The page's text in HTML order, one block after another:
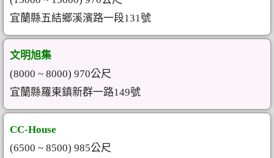
宜蘭縣五結鄉溪濱路一段131號
文明旭集
(8000 ~ 8000) 970公尺
宜蘭縣羅東鎮新群一路149號
CC-House
(6500 ~ 8500) 985公尺